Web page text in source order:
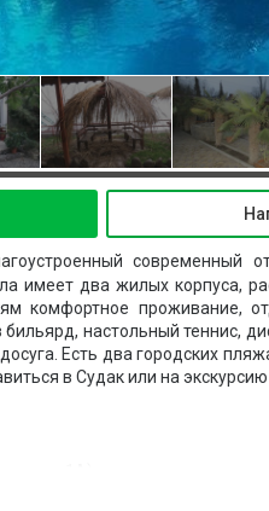
современный
имеет два жилых корпуса,
комфортное проживание,
настольный теннис,
Есть два городских
в Судак или на
д. 5).